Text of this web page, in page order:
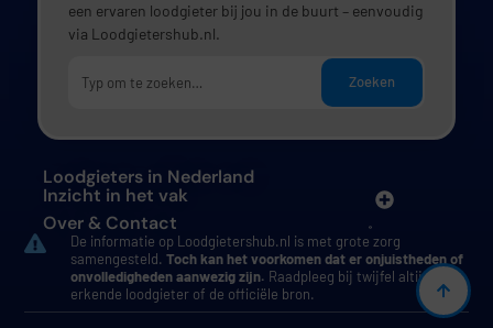
Over & Contact
Inzicht in het vak
Loodgieters in Nederland
een ervaren loodgieter bij jou in de buurt – eenvoudig
via Loodgietershub.nl.
Zoeken
De informatie op Loodgietershub.nl is met grote zorg
samengesteld.Toch kan het voorkomen dat er onjuistheden of
onvolledigheden aanwezig zijn. Raadpleeg bij twijfel altijd een
erkende loodgieter of de officiële bron.